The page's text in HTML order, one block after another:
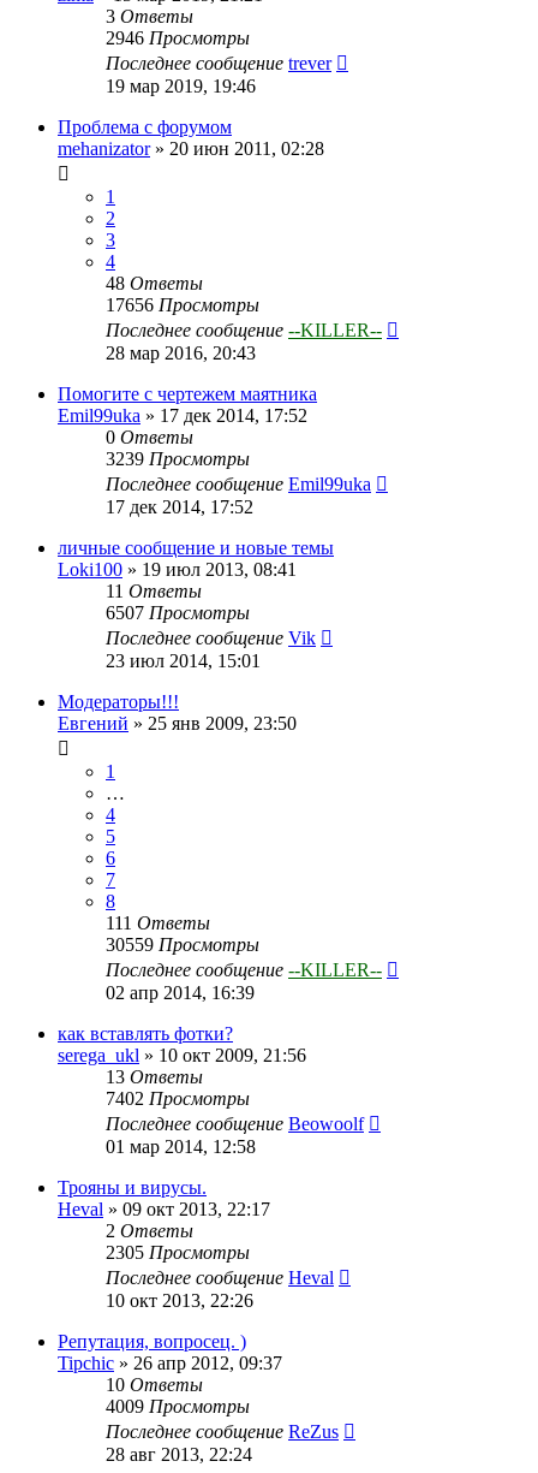
3 Ответы
2946 Просмотры
Последнее сообщение trever
19 мар 2019, 19:46
Проблема с форумом
mehanizator» 20 июн 2011, 02:28
1
2
3
4
48 Ответы
17656 Просмотры
Последнее сообщение --KILLER--
28 мар 2016, 20:43
Помогите с чертежем маятника
Emil99uka » 17 дек 2014, 17:52
0 Ответы
3239 Просмотры
Последнее сообщение Emil99uka
17 дек 2014, 17:52
личные сообщение и новые темы
Loki100 » 19 июл 2013, 08:41
11 Ответы
6507 Просмотры
Последнее сообщение Vik
23 июл 2014, 15:01
Модераторы!!!
Евгений » 25 янв 2009, 23:50
1
…
4
5
6
7
8
111 Ответы
30559 Просмотры
Последнее сообщение --KILLER--
02 апр 2014, 16:39
как вставлять фотки?
serega_ukl » 10 окт 2009, 21:56
13 Ответы
7402 Просмотры
Последнее сообщение Beowoolf
01 мар 2014, 12:58
Трояны и вирусы.
Heval » 09 окт 2013, 22:17
2 Ответы
2305 Просмотры
Последнее сообщение Heval
10 окт 2013, 22:26
Репутация, вопросец. )
Tipchic » 26 апр 2012, 09:37
10 Ответы
4009 Просмотры
Последнее сообщение ReZus
28 авг 2013, 22:24